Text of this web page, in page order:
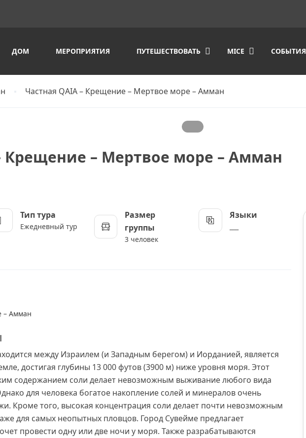
ДОМ МЕРОПРИЯТИЯ ПУТЕШЕСТВОВАТЬ MICE СОБЫТИЯ
Частная QAIA – Крещение – Мертвое море – Амман
Крещение – Мертвое море – Амман
Тип тура
Ежедневный тур
Размер
группы
3 человек
Языки
– Амман
между Израилем (и Западным берегом) и Иорданией, является
достигая глубины 13 000 футов (3900 м) ниже уровня моря. Этот
содержанием соли делает невозможным выживание любого вида
для человека богатое накопление солей и минералов очень
Кроме того, высокая концентрация соли делает почти невозможным
для самых неопытных пловцов. Город Сувейме предлагает
провести одну или две ночи у моря. Также разрабатываются